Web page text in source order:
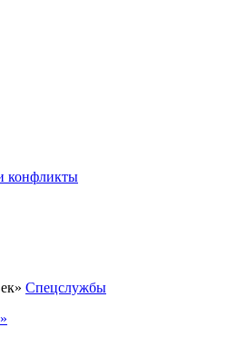
конфликты
Спецслужбы